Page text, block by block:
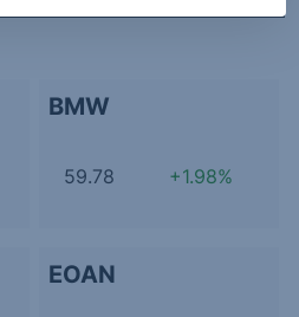
BMW
59.78 +1.98%
EOAN